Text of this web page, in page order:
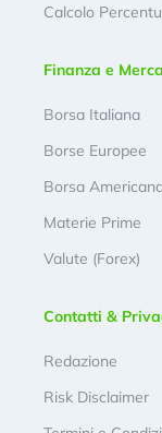
Calcolo
Finanza e
Borsa Italiana
Borse Europee
Borsa
Materie Prime
Valute (Forex)
Contatti &
Redazione
Risk Disclaimer